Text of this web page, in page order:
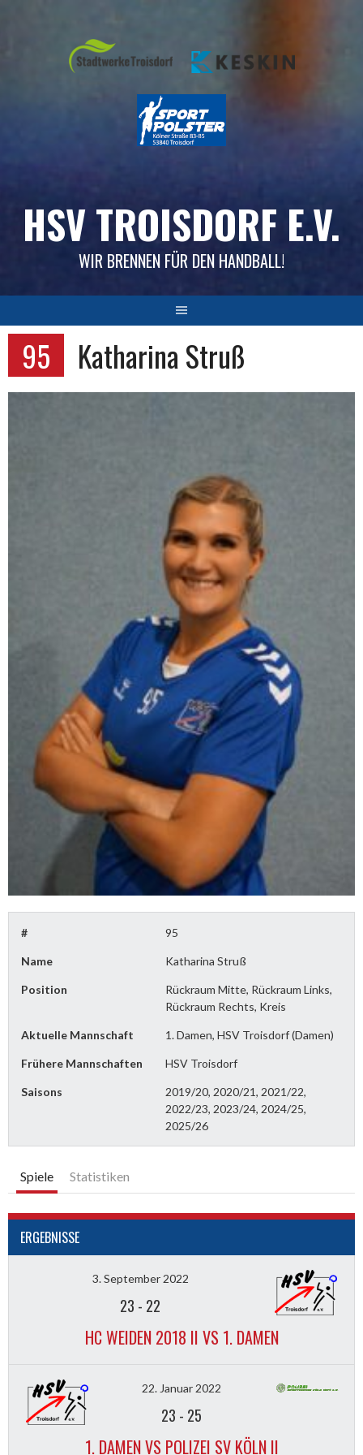
HSV TROISDORF E.V.
WIR BRENNEN FÜR DEN HANDBALL!
95 Katharina Struß
# 95
Name Katharina Struß
Position
Rückraum Mitte, Rückraum Links,
Rückraum Rechts, Kreis
Aktuelle Mannschaft 1. Damen, HSV Troisdorf (Damen)
Frühere Mannschaften HSV Troisdorf
Saisons
2019/20, 2020/21, 2021/22,
2022/23, 2023/24, 2024/25,
2025/26
Spiele Statistiken
ERGEBNISSE
3. September 2022
23 - 22
HC WEIDEN 2018 II VS 1. DAMEN
22. Januar 2022
23 - 25
1. DAMEN VS POLIZEI SV KÖLN II